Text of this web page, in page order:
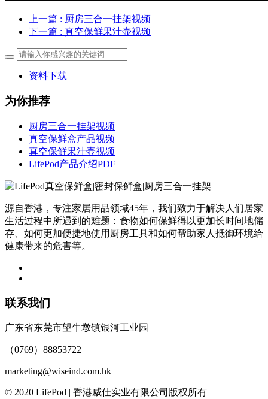
上一篇 : 厨房三合一挂架视频
下一篇 : 真空保鲜果汁壶视频
资料下载
为你推荐
厨房三合一挂架视频
真空保鲜盒产品视频
真空保鲜果汁壶视频
LifePod产品介绍PDF
源自香港，专注家居用品领域45年，我们致力于解决人们居家
生活过程中所遇到的难题：食物如何保鲜得以更加长时间地储
存、如何更加便捷地使用厨房工具和如何帮助家人抵御环境给
健康带来的危害等。
联系我们
广东省东莞市望牛墩镇银河工业园
（0769）88853722
marketing@wiseind.com.hk
© 2020 LifePod | 香港威仕实业有限公司版权所有